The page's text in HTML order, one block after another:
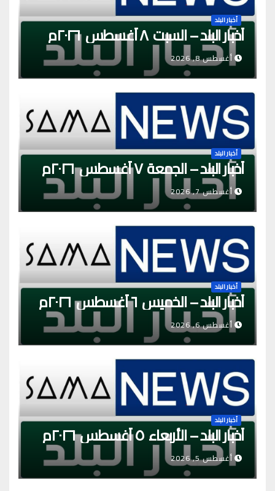
أخبار البلد
أخبار البلد – السبت ٨ أغسطس ٢٠٢٦م
أغسطس 8, 2026
أخبار البلد
أخبار البلد – الجمعة ٧ أغسطس ٢٠٢٦م
أغسطس 7, 2026
أخبار البلد
أخبار البلد – الخميس ٦ أغسطس ٢٠٢٦م
أغسطس 6, 2026
أخبار البلد
أخبار البلد – الأربعاء ٥ أغسطس ٢٠٢٦م
أغسطس 5, 2026